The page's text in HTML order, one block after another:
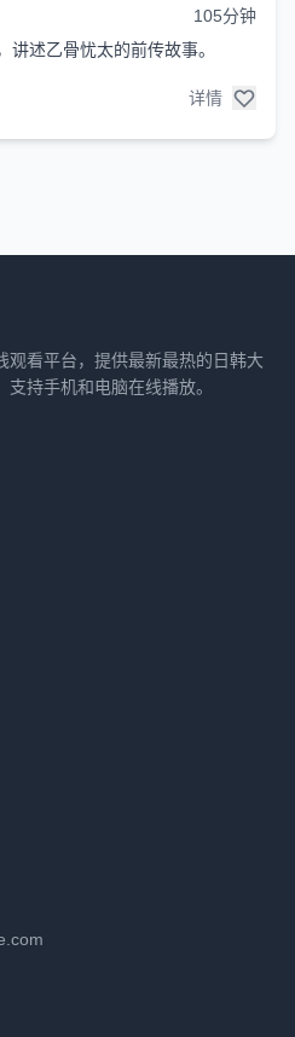
105分钟
讲述乙骨忧太的前传故事。
详情
观看平台，提供最新最热的日韩大
持手机和电脑在线播放。